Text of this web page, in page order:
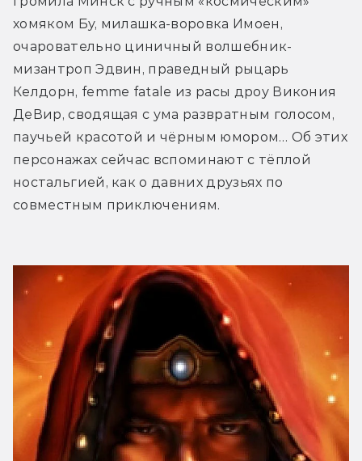
хомяком Бу, милашка-воровка Имоен,
очаровательно циничный волшебник-
мизантроп Эдвин, праведный рыцарь
Келдорн, femme fatale из расы дроу Викония
ДеВир, сводящая с ума развратным голосом,
паучьей красотой и чёрным юмором… Об этих
персонажах сейчас вспоминают с тёплой
ностальгией, как о давних друзьях по
совместным приключениям.